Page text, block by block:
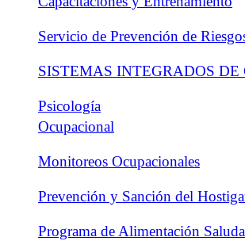
Servicio de Prevención de
SISTEMAS INTEGRADOS DE
Psicología
Ocupacional
Monitoreos Ocupacionales
Prevención y Sanción del
Programa de Alimentación